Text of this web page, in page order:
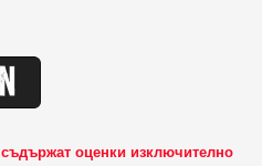
съдържат оценки изключително